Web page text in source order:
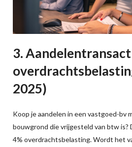
3.
2025)
Koop je aandelen in een vastgoed-bv
bouwgrond die vrijgesteld van btw is?
4% overdrachtsbelasting. Wordt het